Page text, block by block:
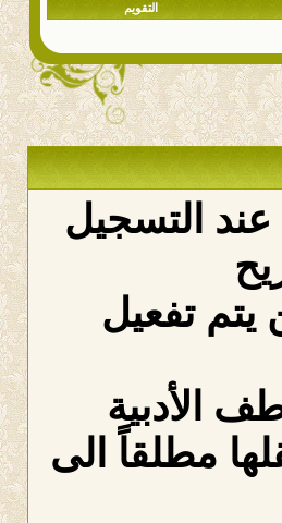
التقويم
عند التسجيل
تفعيل
الأدبية
مطلقاً الى